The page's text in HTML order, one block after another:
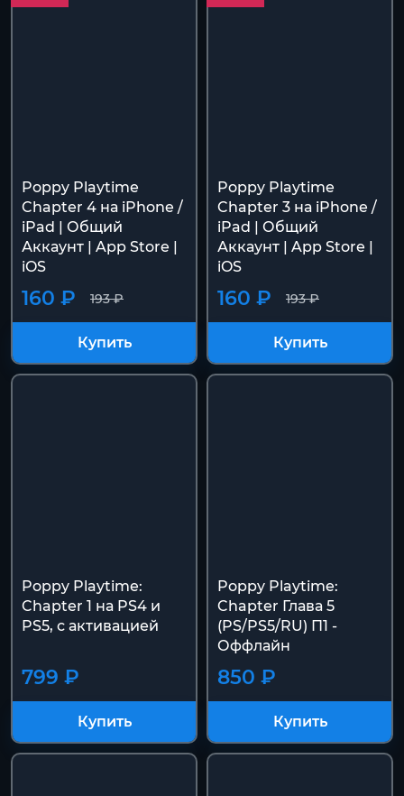
Poppy Playtime
Chapter 4 на iPhone /
iPad | Общий
Аккаунт | App Store |
iOS
193 ₽
160 ₽
Купить
Poppy Playtime
Chapter 3 на iPhone /
iPad | Общий
Аккаунт | App Store |
iOS
193 ₽
160 ₽
Купить
Poppy Playtime:
Chapter 1 на PS4 и
PS5, с активацией
799 ₽
Купить
Poppy Playtime:
Chapter Глава 5
(PS/PS5/RU) П1 -
Оффлайн
850 ₽
Купить